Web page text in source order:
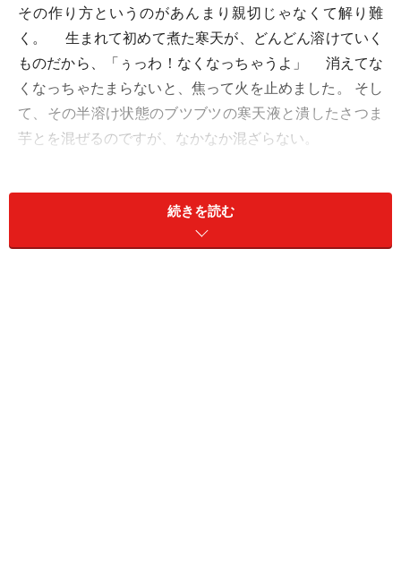
その作り方というのがあんまり親切じゃなくて解り難
く。 生まれて初めて煮た寒天が、どんどん溶けていく
ものだから、「ぅっわ！なくなっちゃうよ」 消えてな
くなっちゃたまらないと、焦って火を止めました。 そし
て、その半溶け状態のブツブツの寒天液と潰したさつま
芋とを混ぜるのですが、なかなか混ざらない。
結局、生まれて初めて作った芋羊羹はあまりにも芋羊羹
じゃなくて、、、、 「ああ、これがほんとの芋羊羹か
ぁ」と、感動することになるのは、その日から十数年後
続きを読む